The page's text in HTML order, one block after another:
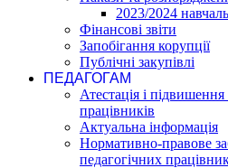
2023/2024
Фінансові звіти
Запобігання корупції
Публічні закупівлі
ПЕДАГОГАМ
Атестація і підвишення
працівників
Актуальна інформація
Нормативно-правове
педагогічних